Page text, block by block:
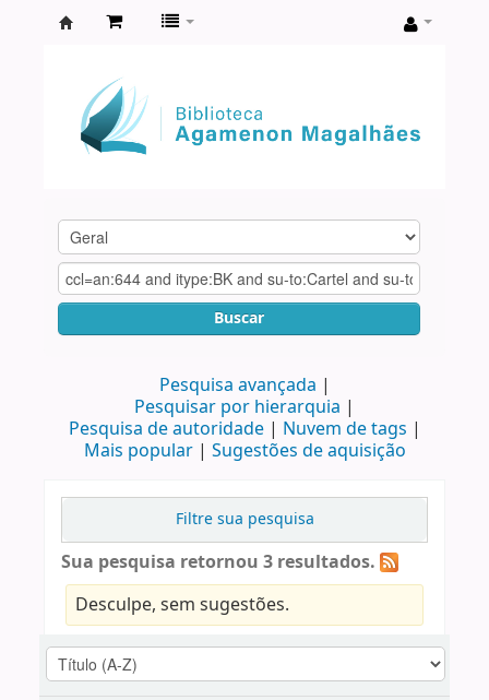
Agamenon
Magalhães
Buscar
Pesquisa avançada
Pesquisar por hierarquia
Pesquisa de autoridade
Nuvem de tags
Mais popular
Sugestões de aquisição
Filtre sua pesquisa
Sua pesquisa retornou 3 resultados.
Desculpe, sem sugestões.